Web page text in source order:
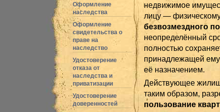
недвижимое
лицу —
безвозмездного
неопределённый
полностью
принадлежащей ему
её назначением.
Действующее
таким образом,
пользование
Оформление
наследства
Оформление
свидетельства о
праве на
наследство
Удостоверение
отказа от
наследства и
приватизации
Удостоверение
доверенностей